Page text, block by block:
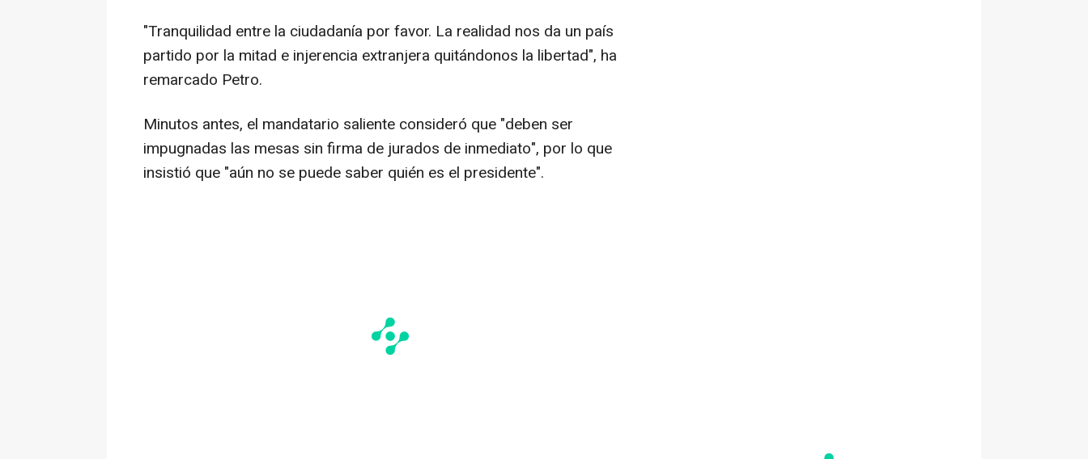
"Tranquilidad entre la ciudadanía por favor. La realidad nos da un país
partido por la mitad e injerencia extranjera quitándonos la libertad", ha
remarcado Petro.
Minutos antes, el mandatario saliente consideró que "deben ser
impugnadas las mesas sin firma de jurados de inmediato", por lo que
insistió que "aún no se puede saber quién es el presidente".